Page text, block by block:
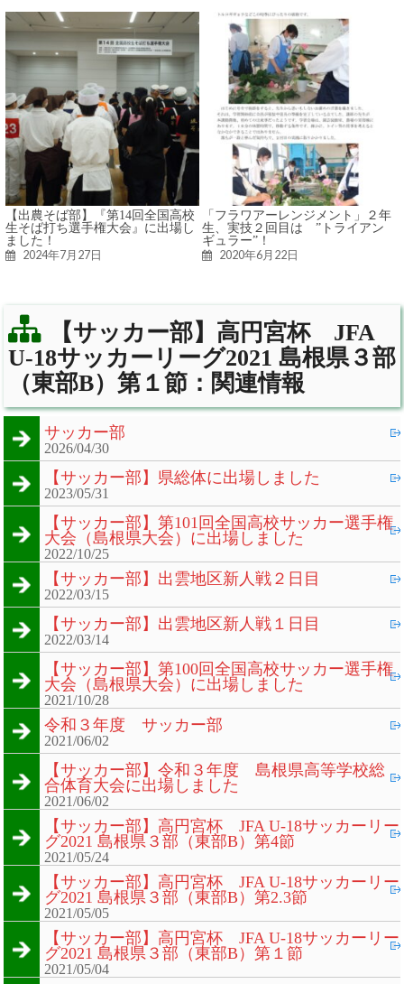
【出農そば部】『第14回全国高校
生そば打ち選手権大会』に出場し
ました！
2024年7月27日
「フラワアーレンジメント」２年
生、実技２回目は ”トライアン
ギュラー”！
2020年6月22日
【サッカー部】高円宮杯 JFA
U-18サッカーリーグ2021 島根県３部
（東部B）第１節：関連情報
サッカー部
2026/04/30
【サッカー部】県総体に出場しました
2023/05/31
【サッカー部】第101回全国高校サッカー選手権
大会（島根県大会）に出場しました
2022/10/25
【サッカー部】出雲地区新人戦２日目
2022/03/15
【サッカー部】出雲地区新人戦１日目
2022/03/14
【サッカー部】第100回全国高校サッカー選手権
大会（島根県大会）に出場しました
2021/10/28
令和３年度 サッカー部
2021/06/02
【サッカー部】令和３年度 島根県高等学校総
合体育大会に出場しました
2021/06/02
【サッカー部】高円宮杯 JFA U-18サッカーリー
グ2021 島根県３部（東部B）第4節
2021/05/24
【サッカー部】高円宮杯 JFA U-18サッカーリー
グ2021 島根県３部（東部B）第2.3節
2021/05/05
【サッカー部】高円宮杯 JFA U-18サッカーリー
グ2021 島根県３部（東部B）第１節
2021/05/04